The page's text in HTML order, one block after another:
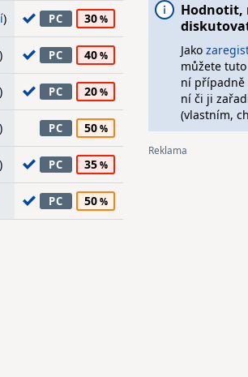
) PC 30
PC 40
PC 20
PC 50
PC 35
PC 50
Hodnotit,
Jako
můžete
ní případně
ní či ji
(vlastním,